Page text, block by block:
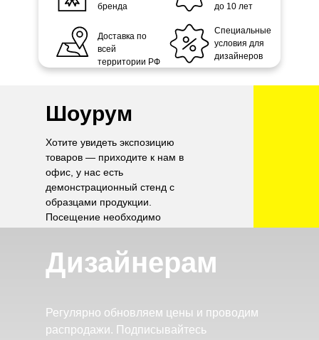
бренда
Доставка по
всей
территории РФ
до 10 лет
Специальные
условия для
дизайнеров
Шоурум
Хотите увидеть экспозицию
товаров — приходите к нам в
офис, у нас есть
демонстрационный стенд с
образцами продукции.
Посещение необходимо
Дизайнерам
Регулярно обновляем цены и проводим
распродажи. Подписывайтесь